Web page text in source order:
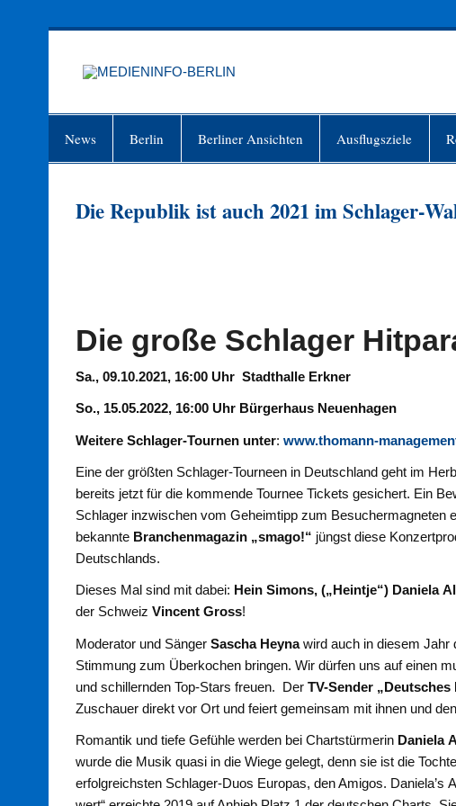
News Berlin Berliner Ansichten Ausflugsziele
Die Republik ist auch 2021 im Schlager-
Die große Schlager
Sa., 09.10.2021, 16:00 Uhr Stadthalle Erkner
So., 15.05.2022, 16:00 Uhr Bürgerhaus Neuenhagen
Weitere Schlager-Tournen unter:www.thomann-
Eine der größten Schlager-Tourneen in Deutschland geht im
bereits jetzt für die kommende Tournee Tickets gesichert. Ein
Schlager inzwischen vom Geheimtipp zum Besuchermagneten
bekannte Branchenmagazin „smago!“ jüngst diese
Deutschlands.
Dieses Mal sind mit dabei: Hein Simons, („Heintje“) Daniela
der SchweizVincent Gross!
Moderator und SängerSascha Heynawird auch in diesem Jahr
Stimmung zum Überkochen bringen. Wir dürfen uns auf einen
und schillernden Top-Stars freuen. DerTV-Sender
Zuschauer direkt vor Ort und feiert gemeinsam mit ihnen und
Romantik und tiefe Gefühle werden bei Chartstürmerin Daniela
wurde die Musik quasi in die Wiege gelegt, denn sie ist die
erfolgreichsten Schlager-Duos Europas, den Amigos. Daniela’s